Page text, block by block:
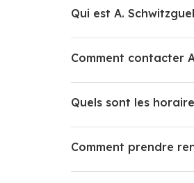
Qui est A.
Comment contacter
Quels sont les
Comment prendre